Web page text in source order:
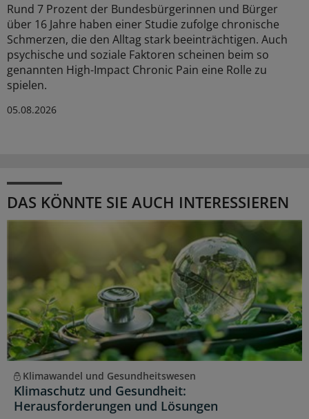
Rund 7 Prozent der Bundesbürgerinnen und Bürger
über 16 Jahre haben einer Studie zufolge chronische
Schmerzen, die den Alltag stark beeinträchtigen. Auch
psychische und soziale Faktoren scheinen beim so
genannten High-Impact Chronic Pain eine Rolle zu
spielen.
05.08.2026
DAS KÖNNTE SIE AUCH INTERESSIEREN
Klimawandel und Gesundheitswesen
Klimaschutz und Gesundheit:
Herausforderungen und Lösungen